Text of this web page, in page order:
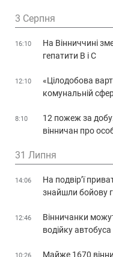
3 Серпня
16:10
На Вінниччині
гепатити В і С
12:10
«Цілодобова
комунальній
8:10
12 пожеж за
вінничан про
31 Липня
14:06
На подвір’ї
знайшли бойову
12:46
Вінничанки
водійку
Майже 1670